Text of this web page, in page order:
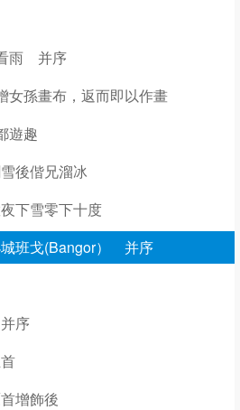
雨 并序
女孫畫布，返而即以作畫
遊趣
後偕兄溜冰
下雪零下十度
城班戈(Bangor） 并序
序
增飾後